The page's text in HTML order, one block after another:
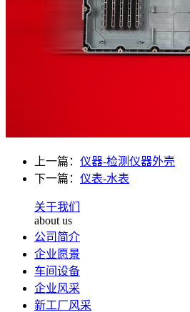
上一篇： 仪器-检测仪器外壳
下一篇： 仪表-水表
关于我们
about us
公司简介
企业愿景
车间设备
企业风采
新工厂风采